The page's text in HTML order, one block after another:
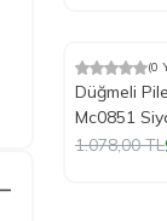
%10İndirim
Yeni (0
Düğmeli
Mc0851
1.078,00TL